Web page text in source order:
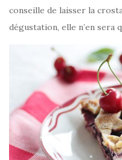
conseille de laisser la
dégustation, elle n’en sera